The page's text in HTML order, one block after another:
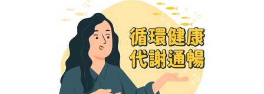
門市據點 常見問題 聯絡德風
關於我們
關於德風 人力招募
會員專區